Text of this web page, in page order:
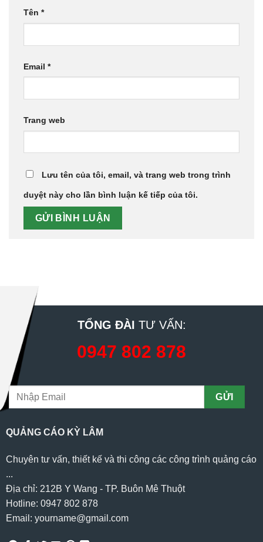
Tên *
Email *
Trang web
Lưu tên của tôi, email, và trang web trong trình
duyệt này cho lần bình luận kế tiếp của tôi.
TỔNG ĐÀI TƯ VẤN:
0947 802 878
QUẢNG CÁO KỲ LÂM
Chuyên tư vấn, thiết kế và thi công các công trình quảng cáo
...
Địa chỉ: 212B Y Wang - TP. Buôn Mê Thuột
Hotline: 0947 802 878
Email: yourname@gmail.com